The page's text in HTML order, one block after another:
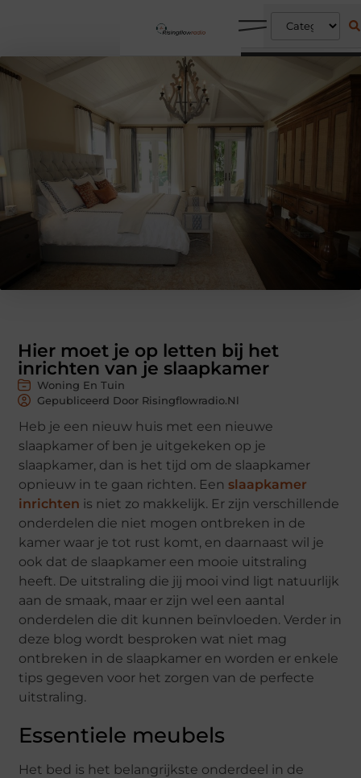
Hier moet je op letten bij het
inrichten van je slaapkamer
Woning En Tuin
Gepubliceerd Door Risingflowradio.nl
Heb je een nieuw huis met een nieuwe
slaapkamer of ben je uitgekeken op je
slaapkamer, dan is het tijd om de slaapkamer
opnieuw in te gaan richten. Eenslaapkamer
inrichten is niet zo makkelijk. Er zijn verschillende
onderdelen die niet mogen ontbreken in de
kamer waar je tot rust komt, en daarnaast wil je
ook dat de slaapkamer een mooie uitstraling
heeft. De uitstraling die jij mooi vind ligt natuurlijk
aan de smaak, maar er zijn wel een aantal
onderdelen die dit kunnen beïnvloeden. Verder in
deze blog wordt besproken wat niet mag
ontbreken in de slaapkamer en worden er enkele
tips gegeven voor het zorgen van de perfecte
uitstraling.
Essentiele meubels
Het bed is het belangrijkste onderdeel in de